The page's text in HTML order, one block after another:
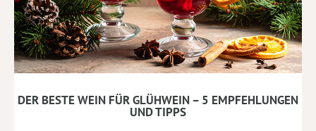
DER BESTE WEIN FÜR GLÜHWEIN – 5 EMPFEHLUNGEN
UND TIPPS